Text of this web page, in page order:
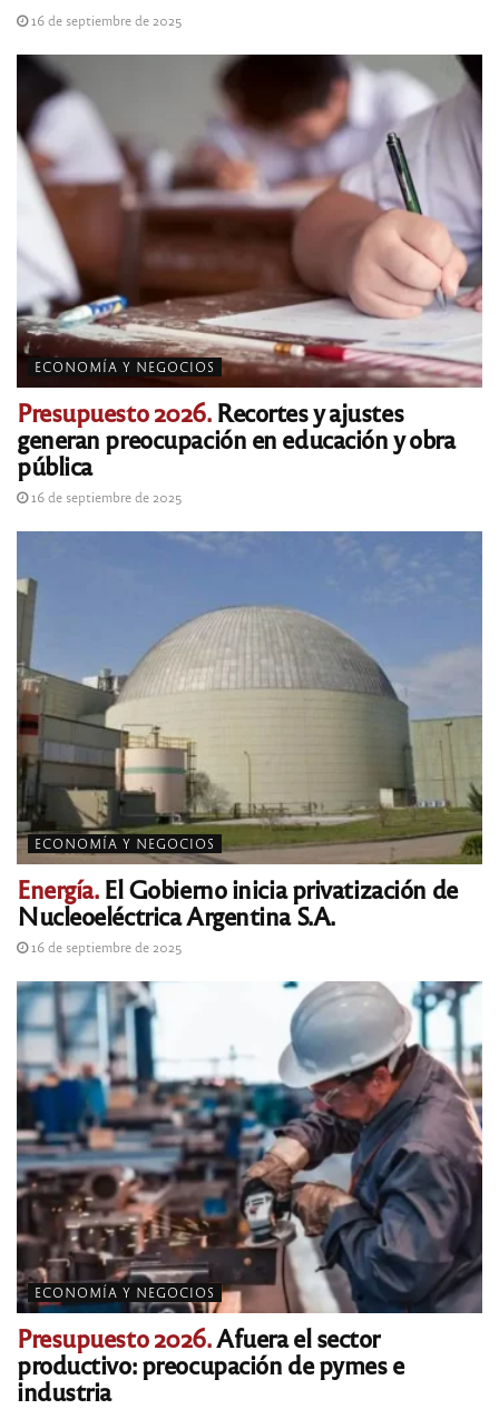
16 de septiembre de 2025
ECONOMÍA Y NEGOCIOS
Presupuesto 2026.Recortes y ajustes
generan preocupación en educación y obra
pública
16 de septiembre de 2025
ECONOMÍA Y NEGOCIOS
Energía.El Gobierno inicia privatización de
Nucleoeléctrica Argentina S.A.
16 de septiembre de 2025
ECONOMÍA Y NEGOCIOS
Presupuesto 2026.Afuera el sector
productivo: preocupación de pymes e
industria